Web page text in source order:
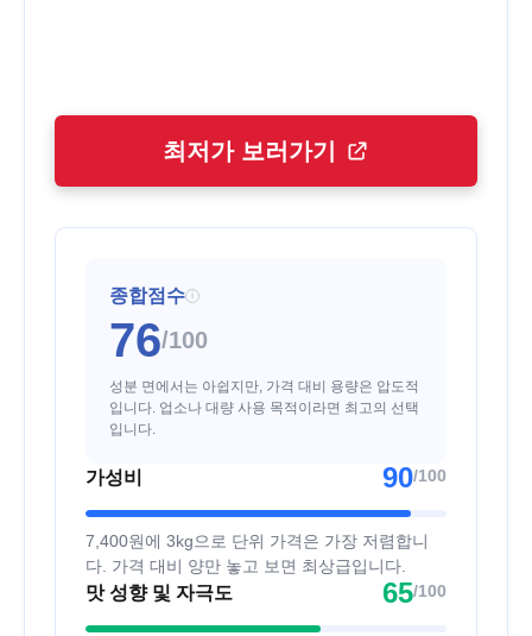
최저가 보러가기
종합점수 i
76/100
성분 면에서는 아쉽지만, 가격 대비 용량은 압도적
입니다. 업소나 대량 사용 목적이라면 최고의 선택
입니다.
가성비 90/100
7,400원에 3kg으로 단위 가격은 가장 저렴합니
다. 가격 대비 양만 놓고 보면 최상급입니다.
맛 성향 및 자극도 65/100